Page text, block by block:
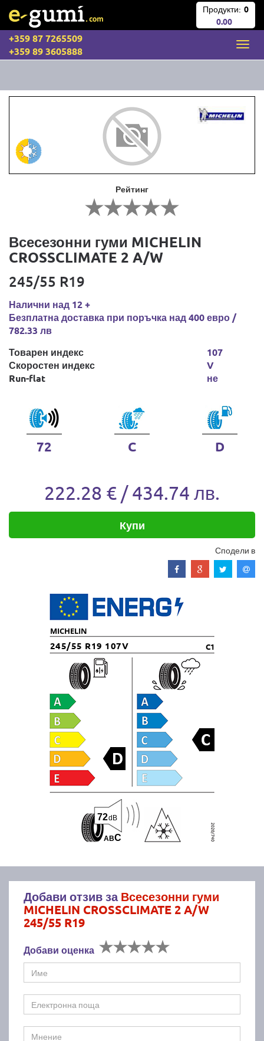
Продукти: 0
0.00
+359 87 7265509
+359 89 3605888
Рейтинг
Всесезонни гуми MICHELIN
CROSSCLIMATE 2 A/W
245/55 R19
Налични над 12 +
Безплатна доставка при поръчка над 400 евро /
782.33 лв
Товарен индекс
Скоростен индекс
Run-flat
107
V
не
72 C D
222.28 € / 434.74 лв.
Купи
Сподели в
MICHELIN
245/55 R19 107V C1
ABC
72dB
Добави отзив заВсесезонни гуми
MICHELIN CROSSCLIMATE 2 A/W
245/55 R19
Добави оценка